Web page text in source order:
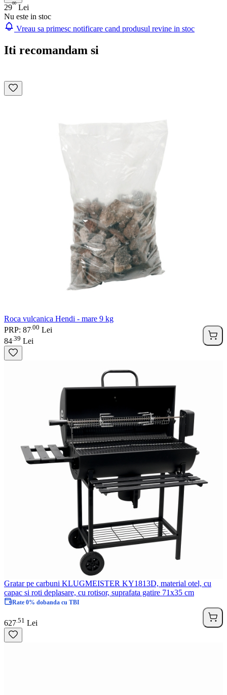
2900 Lei
Nu este in stoc
Vreau sa primesc notificare cand produsul revine in stoc
Iti recomandam si
Roca vulcanica Hendi - mare 9 kg
PRP: 87 00 Lei
84 39 Lei
Gratar pe carbuni KLUGMEISTER KY1813D, material otel, cu
capac si roti deplasare, cu rotisor, suprafata gatire 71x35 cm
Rate 0% dobanda cu TBI
627 51 Lei